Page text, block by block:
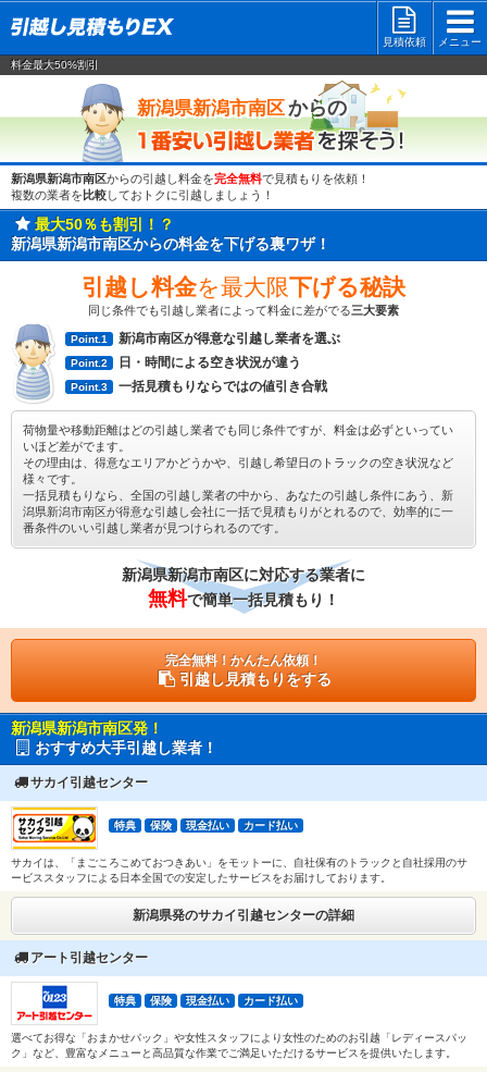
見積依頼
メニュー
料金最大50%割引
新潟県新潟市南区からの
新潟県新潟市南区からの引越し料金を完全無料で見積もりを依頼！
複数の業者を 比較しておトクに引越しましょう！
最大50％も割引！？
新潟県新潟市南区からの料金を下げる裏ワザ！
引越し料金を最大限下げる秘訣
同じ条件でも引越し業者によって料金に差がでる三大要素
Point.1 新潟市南区が得意な引越し業者を選ぶ
Point.2 日・時間による空き状況が違う
Point.3 一括見積もりならではの値引き合戦
荷物量や移動距離はどの引越し業者でも同じ条件ですが、料金は必ずといってい
いほど差がでます。
その理由は、得意なエリアかどうかや、引越し希望日のトラックの空き状況など
様々です。
一括見積もりなら、全国の引越し業者の中から、あなたの引越し条件にあう、新
潟県新潟市南区が得意な引越し会社に一括で見積もりがとれるので、効率的に一
番条件のいい引越し業者が見つけられるのです。
新潟県新潟市南区に対応する業者に
無料で簡単一括見積もり！
完全無料！かんたん依頼！
引越し見積もりをする
新潟県新潟市南区発！
おすすめ大手引越し業者！
サカイ引越センター
特典 保険 現金払い カード払い
サカイは、「まごころこめておつきあい」をモットーに、自社保有のトラックと自社採用のサ
ービススタッフによる日本全国での安定したサービスをお届けしております。
新潟県発のサカイ引越センターの詳細
アート引越センター
特典 保険 現金払い カード払い
選べてお得な「おまかせパック」や女性スタッフにより女性のためのお引越「レディースパッ
ク」など、豊富なメニューと高品質な作業でご満足いただけるサービスを提供いたします。